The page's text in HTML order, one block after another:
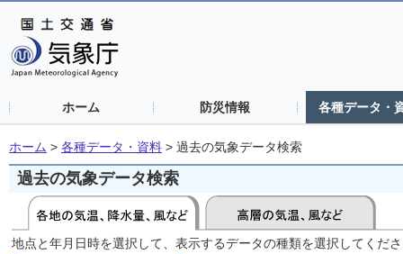
ホーム 防災情報 各種データ・
ホーム > 各種データ・資料 > 過去の気象データ検索
過去の気象データ検索
地点と年月日時を選択して、表示するデータの種類を選択してくだ